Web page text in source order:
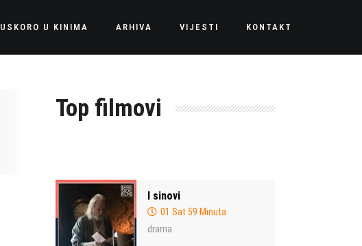
USKORO U KINIMA ARHIVA VIJESTI KONTAKT
Top filmovi
I sinovi
01 Sat 59 Minuta
drama